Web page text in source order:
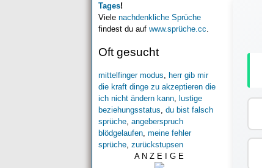
Tages!
Viele nachdenkliche Sprüche
findest du auf www.sprüche.cc
Oft gesucht
mittelfinger modus, herr gib mir
die kraft dinge zu akzeptieren die
ich nicht ändern kann, lustige
beziehungsstatus, du bist falsch
sprüche, angeberspruch
blödgelaufen, meine fehler
sprüche, zurückstupsen
A N Z E I G E